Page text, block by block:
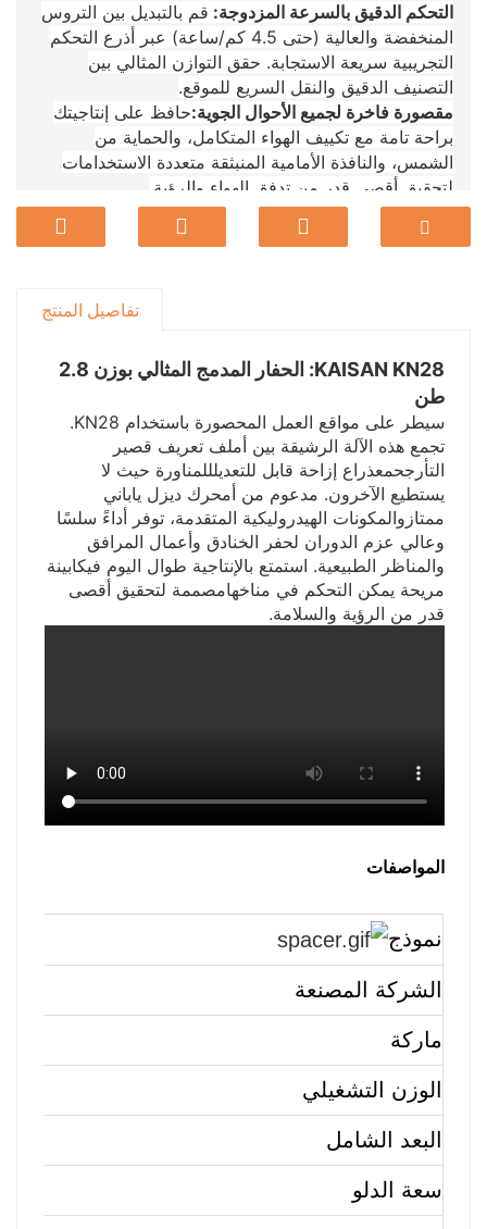
التحكم الدقيق بالسرعة المزدوجة: قم بالتبديل بين التروس
المنخفضة والعالية (حتى 4.5 كم/ساعة) عبر أذرع التحكم
التجريبية سريعة الاستجابة. حقق التوازن المثالي بين
التصنيف الدقيق والنقل السريع للموقع.
مقصورة فاخرة لجميع الأحوال الجوية:حافظ على إنتاجيتك
براحة تامة مع تكييف الهواء المتكامل، والحماية من
الشمس، والنافذة الأمامية المنبثقة متعددة الاستخدامات
لتحقيق أقصى قدر من تدفق الهواء والرؤية.
حماية المشغل المحسنة: يأتي التصميم الداخلي المعزز
للسلامة أولاً مزودًا بشكل قياسي بمطرقة طوارئ وأدوات
تفاصيل المنتج
KAISAN KN28: الحفار المدمج المثالي بوزن 2.8
طن
سيطر على مواقع العمل المحصورة باستخدام KN28.
تجمع هذه الآلة الرشيقة بين أملف تعريف قصير
التأرجحمعذراع إزاحة قابل للتعديلللمناورة حيث لا
يستطيع الآخرون. مدعوم من أمحرك ديزل ياباني
ممتاز والمكونات الهيدروليكية المتقدمة، توفر أداءً سلسًا
وعالي عزم الدوران لحفر الخنادق وأعمال المرافق
والمناظر الطبيعية. استمتع بالإنتاجية طوال اليوم فيكابينة
مريحة يمكن التحكم في مناخهامصممة لتحقيق أقصى
قدر من الرؤية والسلامة.
المواصفات
نموذج
الشركة المصنعة
ماركة
الوزن التشغيلي
البعد الشامل
سعة الدلو